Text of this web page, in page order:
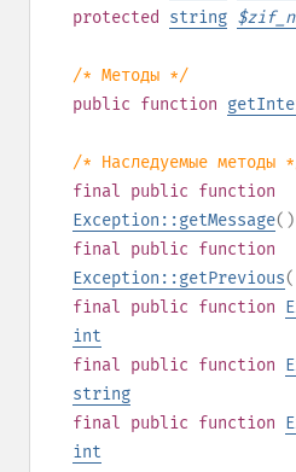
protected
string $
/* Методы */
public function
/* Наследуемые методы
final public function
Exception::getMessage
final public function
Exception::getPrevious
final public function
int
final public function
string
final public function
int